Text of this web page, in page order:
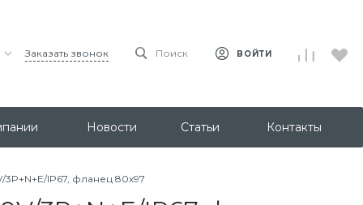
Заказать звонок Поиск ВОЙТИ
Новости Статьи Контакты
IP67, фланец 80x97